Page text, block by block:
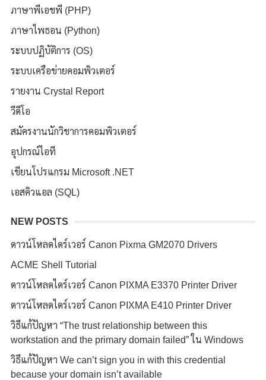
ภาษาพีเอชพี (PHP)
ภาษาไพธอน (Python)
ระบบปฏิบัติการ (OS)
ระบบเครือข่ายคอมพิวเตอร์
รายงาน Crystal Report
วีดีโอ
สมัครงานนักวิชาการคอมพิวเตอร์
อุปกรณ์ไอที
เขียนโปรแกรม Microsoft .NET
เอสคิวแอล (SQL)
NEW POSTS
ดาวน์โหลดไดร์เวอร์ Canon Pixma GM2070 Drivers
ACME Shell Tutorial
ดาวน์โหลดไดร์เวอร์ Canon PIXMA E3370 Printer Driver
ดาวน์โหลดไดร์เวอร์ Canon PIXMA E410 Printer Driver
วิธีแก้ปัญหา “The trust relationship between this
workstation and the primary domain failed” ใน Windows
วิธีแก้ปัญหา We can’t sign you in with this credential
because your domain isn’t available